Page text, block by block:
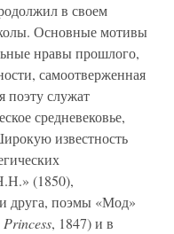
в своем
Основные мотивы
нравы прошлого,
самоотверженная
поэту служат
средневековье,
известность
(1850),
друга, поэмы «Мод»
, 1847) и в